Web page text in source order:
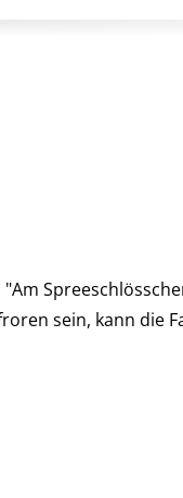
sein, kann die